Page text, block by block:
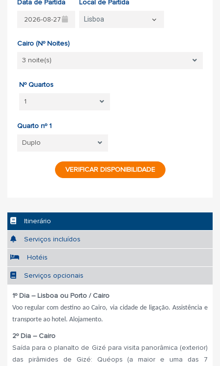
Data de Partida Local de Partida
Lisboa
Cairo (Nº Noites)
Nº Quartos
Quarto nº 1
VERIFICAR DISPONIBILIDADE
Itinerário
Serviços incluídos
Hotéis
Serviços opcionais
1º Dia – Lisboa ou Porto / Cairo
Voo regular com destino ao Cairo, via cidade de ligação. Assistência e
transporte ao hotel. Alojamento.
2º Dia – Cairo
Saída para o planalto de Gizé para visita panorâmica (exterior)
das pirâmides de Gizé: Quéops (a maior e uma das 7